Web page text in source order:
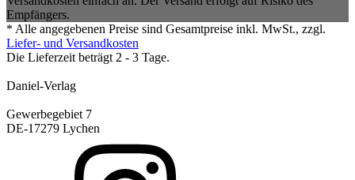
Empfängers.
* Alle angegebenen Preise sind Gesamtpreise inkl. MwSt., zzgl.
Liefer- und Versandkosten
Die Lieferzeit beträgt 2 - 3 Tage.
Daniel-Verlag
Gewerbegebiet 7
DE-17279 Lychen